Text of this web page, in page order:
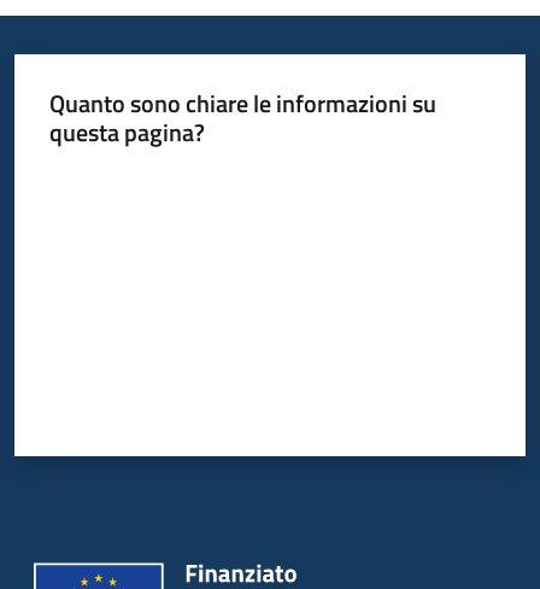
Quanto sono chiare le informazioni su
questa pagina?